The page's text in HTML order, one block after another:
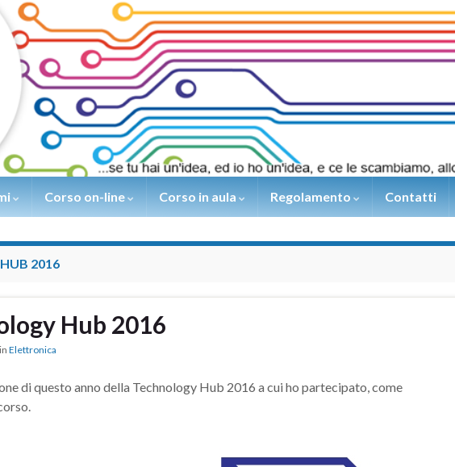
Corso on-line Corso in aula Regolamento Contatti
2016
Hub 2016
in Elettronica
di questo anno della Technology Hub 2016 a cui ho partecipato, come